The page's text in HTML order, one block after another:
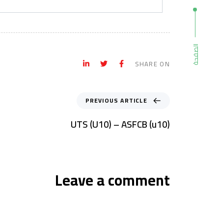
الصفحة SHARE ON
PREVIOUS ARTICLE
UTS (U10) – ASFCB (u10)
Leave a comment